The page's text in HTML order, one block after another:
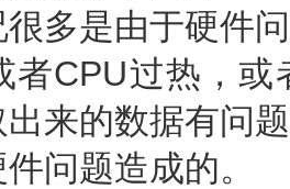
是由于硬件问
者CPU过热，
来的数据有问
问题造成的。